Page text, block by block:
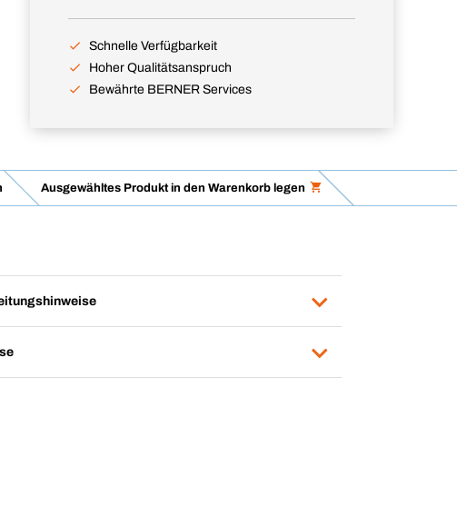
Schnelle Verfügbarkeit
Hoher Qualitätsanspruch
Bewährte BERNER Services
Ausgewähltes Produkt in den Warenkorb legen